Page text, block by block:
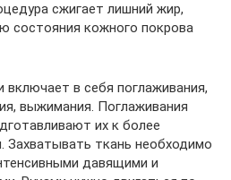
сжигает лишний жир,
состояния кожного покрова
в себя поглаживания,
выжимания. Поглаживания
их к более
Захватывать ткань необходимо
давящими и